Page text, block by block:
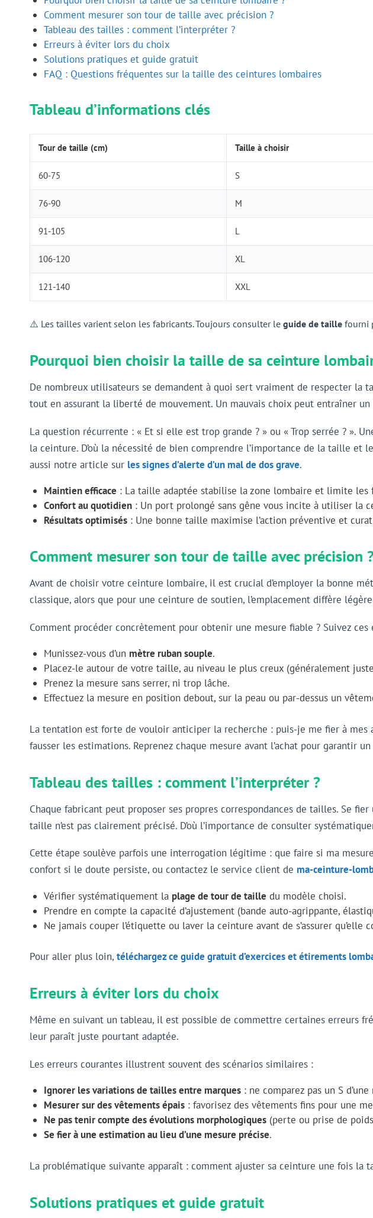
Comment mesurer son tour de taille avec précision ?
Tableau des tailles : comment l’interpréter ?
Erreurs à éviter lors du choix
Solutions pratiques et guide gratuit
FAQ : Questions fréquentes sur la taille des ceintures lombaires
Tableau d’informations clés
Tour de taille (cm) Taille à choisir
60-75 S
76-90 M
91-105 L
106-120 XL
121-140 XXL
⚠️ Les tailles varient selon les fabricants. Toujours consulter le guide de taille fourni
Pourquoi bien choisir la taille de sa ceinture
De nombreux utilisateurs se demandent à quoi sert vraiment de respecter la
tout en assurant la liberté de mouvement. Un mauvais choix peut entraîner
La question récurrente : « Et si elle est trop grande ? » ou « Trop serrée ? ».
la ceinture. D’où la nécessité de bien comprendre l’importance de la taille et
aussi notre article sur les signes d’alerte d’un mal de dos grave.
Maintien efficace : La taille adaptée stabilise la zone lombaire et limite les
Confort au quotidien: Un port prolongé sans gêne vous incite à utiliser la
Résultats optimisés: Une bonne taille maximise l’action préventive et
Comment mesurer son tour de taille avec précision
Avant de choisir votre ceinture lombaire, il est crucial d’employer la bonne
classique, alors que pour une ceinture de soutien, l’emplacement diffère
Comment procéder concrètement pour obtenir une mesure fiable ? Suivez ces
Munissez-vous d’un mètre ruban souple.
Placez-le autour de votre taille, au niveau le plus creux (généralement
Prenez la mesure sans serrer, ni trop lâche.
Effectuez la mesure en position debout, sur la peau ou par-dessus un
La tentation est forte de vouloir anticiper la recherche : puis-je me fier à mes
fausser les estimations. Reprenez chaque mesure avant l’achat pour garantir
Tableau des tailles : comment l’interpréter ?
Chaque fabricant peut proposer ses propres correspondances de tailles. Se
taille n’est pas clairement précisé. D’où l’importance de consulter
Cette étape soulève parfois une interrogation légitime : que faire si ma
confort si le doute persiste, ou contactez le service client de ma-ceinture-
Vérifier systématiquement la plage de tour de taille du modèle choisi.
Prendre en compte la capacité d’ajustement (bande auto-agrippante,
Ne jamais couper l’étiquette ou laver la ceinture avant de s’assurer qu’elle
Pour aller plus loin, téléchargez ce guide gratuit d’exercices et étirements
Erreurs à éviter lors du choix
Même en suivant un tableau, il est possible de commettre certaines erreurs
leur paraît juste pourtant adaptée.
Les erreurs courantes illustrent souvent des scénarios similaires :
Ignorer les variations de tailles entre marques: ne comparez pas un S
Mesurer sur des vêtements épais: favorisez des vêtements fins pour une
Ne pas tenir compte des évolutions morphologiques(perte ou prise de
Se fier à une estimation au lieu d’une mesure précise.
La problématique suivante apparaît : comment ajuster sa ceinture une fois la
Solutions pratiques et guide gratuit